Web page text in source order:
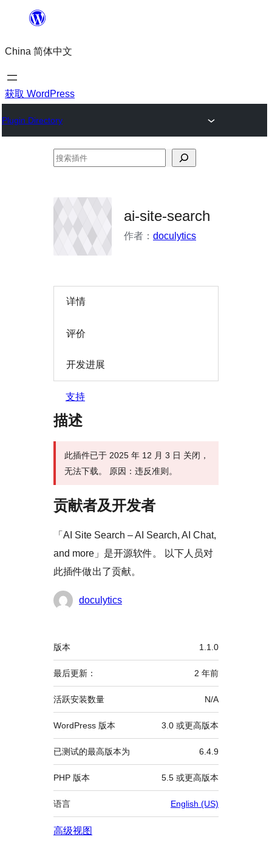
内
容
China 简体中文
获取 WordPress
Plugin Directory
搜
件
ai-site-search
作者： doculytics
详情
评价
开发进展
支持
描述
此插件已于 2025 年 12 月 3 日 关闭，
无法下载。 原因：违反准则。
贡献者及开发者
「AI Site Search – AI Search, AI Chat,
and more」是开源软件。 以下人员对
此插件做出了贡献。
贡
doculytics
额
外
信
息
版本 1.1.0
最后更新： 2 年前
活跃安装数量 N/A
WordPress 版本 3.0 或更高版本
已测试的最高版本为 6.4.9
PHP 版本 5.5 或更高版本
语言 English (US)
高级视图